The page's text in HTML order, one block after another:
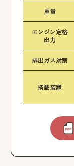
重量
エンジン定格
出力
排出ガス対策
搭載装置